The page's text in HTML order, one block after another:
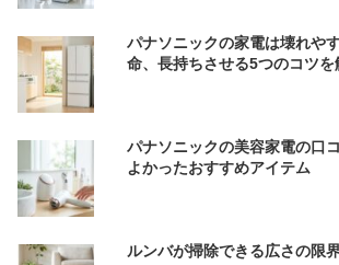
パナソニックの家電は壊れや
命、長持ちさせる5つのコツを
パナソニックの美容家電の口
よかったおすすめアイテム
ルンバが掃除できる広さの限